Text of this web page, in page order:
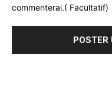
commenterai.( Facultatif)